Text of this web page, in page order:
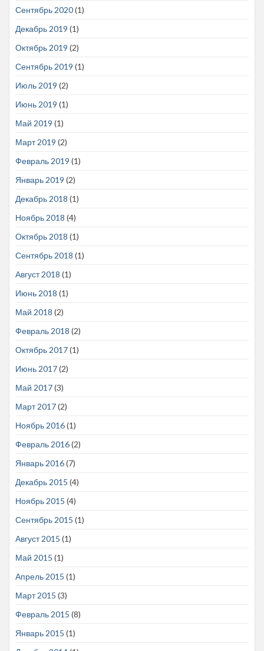
Сентябрь 2020(1)
Декабрь 2019 (1)
Октябрь 2019 (2)
Сентябрь 2019 (1)
Июль 2019 (2)
Июнь 2019 (1)
Май 2019 (1)
Март 2019 (2)
Февраль 2019 (1)
Январь 2019 (2)
Декабрь 2018 (1)
Ноябрь 2018 (4)
Октябрь 2018 (1)
Сентябрь 2018 (1)
Август 2018 (1)
Июнь 2018 (1)
Май 2018 (2)
Февраль 2018 (2)
Октябрь 2017(1)
Июнь 2017(2)
Май 2017(3)
Март 2017(2)
Ноябрь 2016(1)
Февраль 2016(2)
Январь 2016(7)
Декабрь 2015 (4)
Ноябрь 2015 (4)
Сентябрь 2015 (1)
Август 2015 (1)
Май 2015 (1)
Апрель 2015 (1)
Март 2015 (3)
Февраль 2015 (8)
Январь 2015 (1)